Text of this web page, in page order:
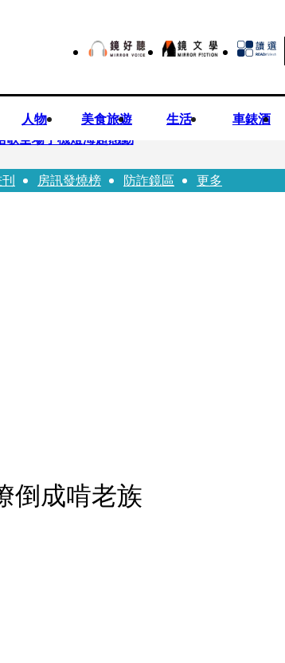
人物 美食旅遊 生活 車錶酒
全場手機燈海超感動
樣配置ETF
房訊發燒榜 防詐鏡區 更多
倒成啃老族